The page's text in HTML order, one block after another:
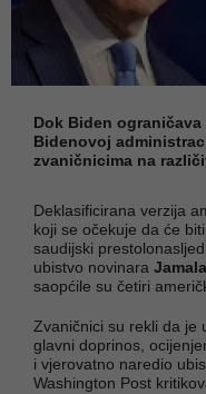
Dok Biden
Bidenovoj
zvaničnicima na
Deklasificirana verzija
koji se očekuje da će
saudijski
ubistvo novinara
saopćile su četiri
Zvaničnici su rekli da je
glavni doprinos,
i vjerovatno naredio
Washington Post